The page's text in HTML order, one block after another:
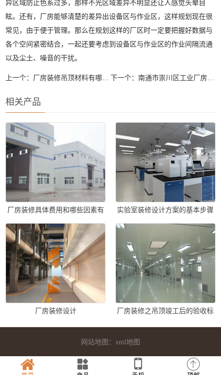
异区域防止色系过多，那样不光区域差异不明显还让人感觉头晕目
眩。还有，厂房能够清楚的差异出设备区与作业区，这样规划现在很
常见，由于便于管理。那么在规划这样的厂区时一定要把握好数据与
各个空间紧密结合，一起还要考虑到设备区与作业区的作业间隔流通
以及尘土、噪音的干扰。
上一个： 厂房装修吊顶材料有哪些？ 下一个： 南通市崇川区工业厂房装修安全事项有哪些？
相关产品
厂房装修具体费用和哪些因素有
关？
实验室装修设计方案的基本步骤
厂房装修设计 厂房装修之吊顶竣工后的验收标
准应该有哪些？
网站地图： xml地图